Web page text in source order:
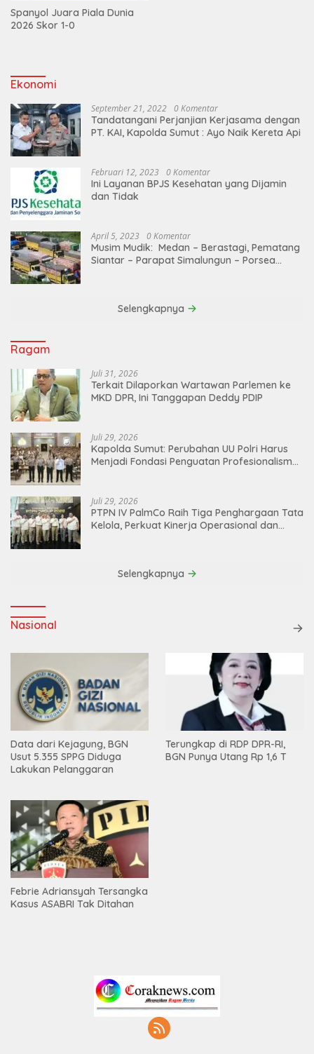
Spanyol Juara Piala Dunia
2026 Skor 1-0
Ekonomi
September 21, 2022 0 Komentar
Tandatangani Perjanjian Kerjasama dengan
PT. KAI, Kapolda Sumut : Ayo Naik Kereta Api
Februari 12, 2023 0 Komentar
Ini Layanan BPJS Kesehatan yang Dijamin
dan Tidak
April 5, 2023 0 Komentar
Musim Mudik: Medan – Berastagi, Pematang
Siantar – Parapat Simalungun – Porsea
Selengkapnya
Ragam
Juli 31, 2026
Terkait Dilaporkan Wartawan Parlemen ke
MKD DPR, Ini Tanggapan Deddy PDIP
Juli 29, 2026
Kapolda Sumut: Perubahan UU Polri Harus
Menjadi Fondasi Penguatan Profesionalisme
Juli 29, 2026
PTPN IV PalmCo Raih Tiga Penghargaan Tata
Kelola, Perkuat Kinerja Operasional dan
Selengkapnya
Nasional
Data dari Kejagung, BGN
Usut 5.355 SPPG Diduga
Lakukan Pelanggaran
Terungkap di RDP DPR-RI,
BGN Punya Utang Rp 1,6 T
Febrie Adriansyah Tersangka
Kasus ASABRI Tak Ditahan